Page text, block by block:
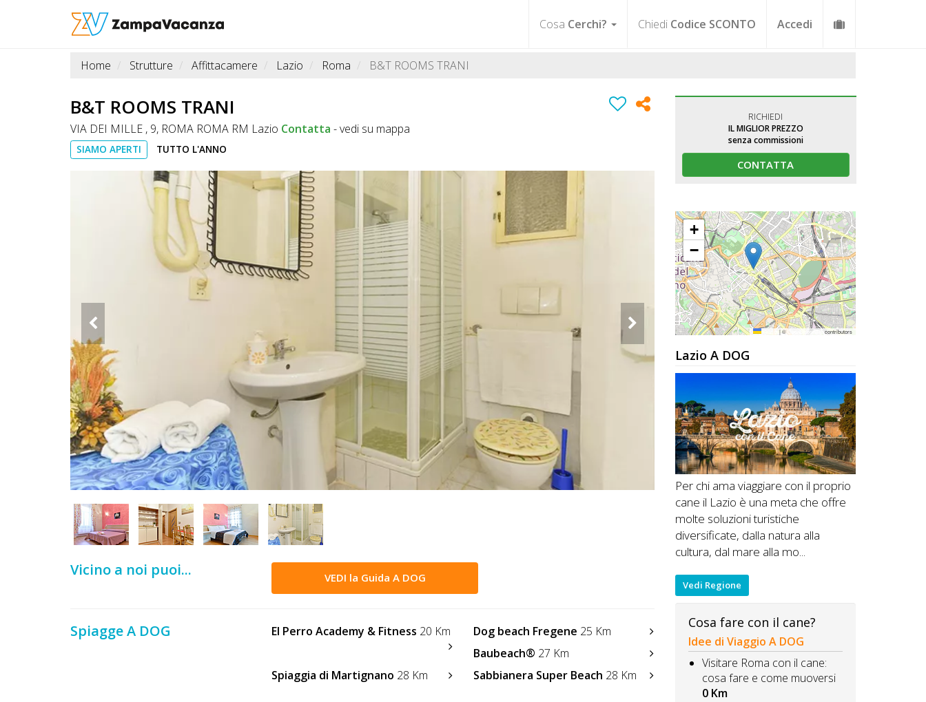
Cosa Cerchi? Chiedi Codice SCONTO Accedi
STRUTTURE
CHIEDI
CODICE
SCONTO
Video
Tutorial
Home Strutture Affittacamere Lazio Roma B&T ROOMS TRANI
B&T ROOMS TRANI
VIA DEI MILLE , 9, ROMA ROMA RM Lazio Contatta -vedi su mappa
SIAMO APERTI TUTTO L'ANNO
Vicino a noi puoi... VEDI la Guida A DOG
Spiagge A DOG El Perro Academy & Fitness 20 Km Dog beach Fregene 25 Km
Baubeach® 27 Km
Spiaggia di Martignano 28 Km Sabbianera Super Beach 28 Km
RICHIEDI
IL MIGLIOR PREZZO
senza commissioni
CONTATTA
+
−
|© OpenStreetMapcontributors
Lazio A DOG
Per chi ama viaggiare con il proprio
cane il Lazio è una meta che offre
molte soluzioni turistiche
diversificate, dalla natura alla
cultura, dal mare alla mo...
Vedi Regione
Cosa fare con il cane?
Idee di Viaggio A DOG
Visitare Roma con il cane:
cosa fare e come muoversi
0 Km